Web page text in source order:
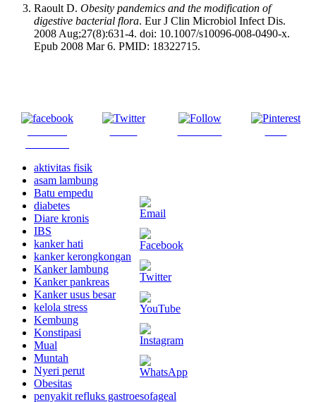
Raoult D. Obesity pandemics and the modification of
digestive bacterial flora. Eur J Clin Microbiol Infect Dis.
2008 Aug;27(8):631-4. doi: 10.1007/s10096-008-0490-x.
Epub 2008 Mar 6. PMID: 18322715.
aktivitas fisik
asam lambung
Batu empedu
diabetes
Diare kronis
IBS
kanker hati
kanker kerongkongan
Kanker lambung
Kanker pankreas
Kanker usus besar
kelola stress
Kembung
Konstipasi
Mual
Muntah
Nyeri perut
Obesitas
penyakit refluks gastroesofageal